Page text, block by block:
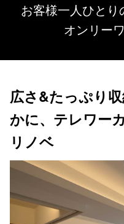
お客様一人ひとり
オンリー
広さ&たっぷり
かに、テレワー
リノベ